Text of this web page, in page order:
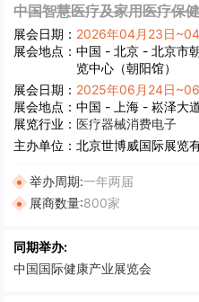
中国智慧医疗及家用医疗保
展会日期： 2026年04月23日
展会地点： 中国 - 北京 - 北京市
览中心（朝阳馆）
展会日期： 2025年06月24日
展会地点： 中国 - 上海 - 崧泽大
展览行业： 医疗器械消费电子
主办单位： 北京世博威国际展览
举办周期:一年两届
展商数量:800家
同期举办:
中国国际健康产业展览会